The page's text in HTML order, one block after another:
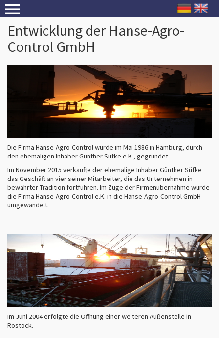
STARTSEITE
ÜBER HAC
LEISTUNGEN
Entwicklung der Hanse-Agro-
Control GmbH
Die Firma Hanse-Agro-Control wurde im Mai 1986 in Hamburg, durch
den ehemaligen Inhaber Günther Süfke e.K., gegründet.
Im November 2015 verkaufte der ehemalige Inhaber Günther Süfke
das Geschäft an vier seiner Mitarbeiter, die das Unternehmen in
bewährter Tradition fortführen. Im Zuge der Firmenübernahme wurde
die Firma Hanse-Agro-Control e.K. in die Hanse-Agro-Control GmbH
umgewandelt.
Im Juni 2004 erfolgte die Öffnung einer weiteren Außenstelle in
Rostock.